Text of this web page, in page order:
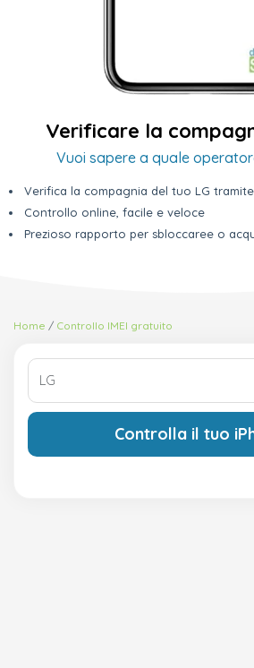
Verificare la
Vuoi sapere a quale
Verifica la compagnia del tuo LG tramite
Controllo online, facile e veloce
Prezioso rapporto per sbloccaree o
Home Controllo IMEI gratuito
Controlla il tuo